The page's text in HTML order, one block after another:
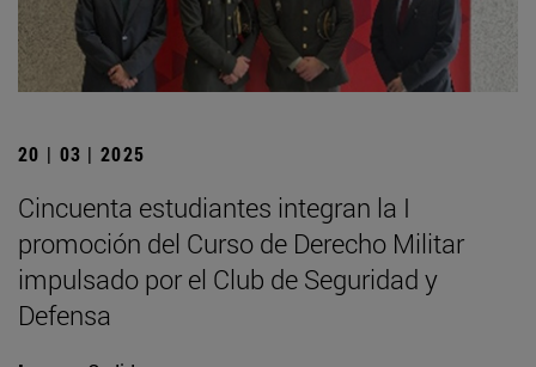
20 | 03 | 2025
Cincuenta estudiantes integran la I
promoción del Curso de Derecho Militar
impulsado por el Club de Seguridad y
Defensa